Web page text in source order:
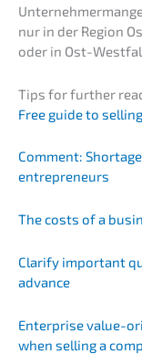
nur in der Region
oder in Ost-
Tips for further
Free guide to
Comment:
entrepreneurs
The costs of a
Clari­fy important
advance
Enter­pri­se value-
when selling a